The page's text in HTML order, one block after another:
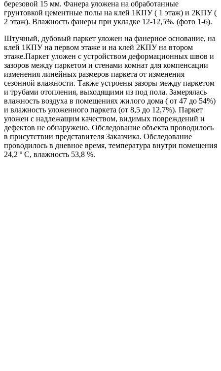
березовой 15 мм. Фанера уложена на обработанные
грунтовкой цементные полы на клей 1КПУ ( 1 этаж) и 2КПУ (
2 этаж). Влажность фанеры при укладке 12-12,5%. (фото 1-6).
Штучный, дубовый паркет уложен на фанерное основание, на
клей 1КПУ на первом этаже и на клей 2КПУ на втором
этаже.Паркет уложен с устройством деформационных швов и
зазоров между паркетом и стенами комнат для компенсации
изменения линейных размеров паркета от изменения
сезонной влажности. Также устроены зазоры между паркетом
и трубами отопления, выходящими из под пола. Замерялась
влажность воздуха в помещениях жилого дома ( от 47 до 54%)
и влажность уложенного паркета (от 8,5 до 12,7%). Паркет
уложен с надлежащим качеством, видимых повреждений и
дефектов не обнаружено. Обследование объекта проводилось
в присутствии представителя Заказчика. Обследование
проводилось в дневное время, температура внутри помещения
24,2 º С, влажность 53,8 %.